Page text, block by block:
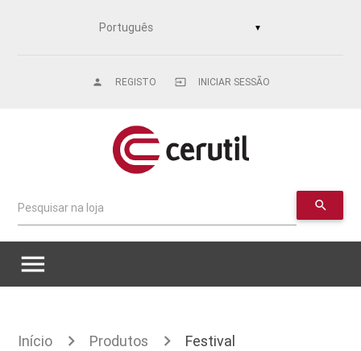
▼
REGISTO
person INICIAR SESSÃO
input
Pesquisar na loja search
menu
Início Produtos Festival